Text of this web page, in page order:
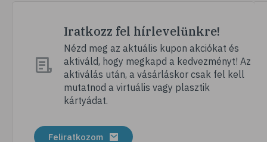
# vérnyomáscsökkentés
# megfázás
# influenza
# fertőző betegségek
# köhögés
Iratkozz fel hírlevelünkre!
Nézd meg az aktuális kupon akciókat és
aktiváld, hogy megkapd a kedvezményt! Az
aktiválás után, a vásárláskor csak fel kell
mutatnod a virtuális vagy plasztik
kártyádat.
Feliratkozom